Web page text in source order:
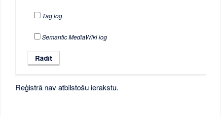
Tag log
Semantic MediaWiki log
Reģistrā nav atbilstošu ierakstu.